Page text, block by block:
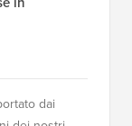
dai